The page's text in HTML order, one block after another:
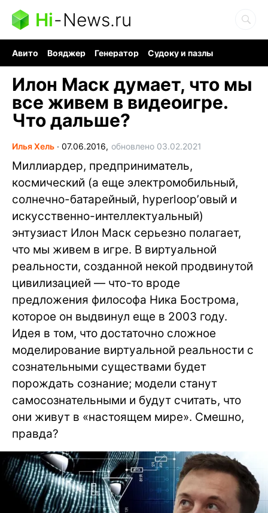
Hi-News.ru
Авито Вояджер Генератор
Судоку и пазлы
Илон Маск думает, что мы
все живем в видеоигре.
Что дальше?
Илья Хель ∙ 07.06.2016, обновлено 03.02.2021
Миллиардер, предприниматель,
космический (а еще электромобильный,
солнечно-батарейный, hyperloop’овый и
искусственно-интеллектуальный)
энтузиаст Илон Маск серьезно полагает,
что мы живем в игре. В виртуальной
реальности, созданной некой продвинутой
цивилизацией — что-то вроде
предложения философа Ника Бострома,
которое он выдвинул еще в 2003 году.
Идея в том, что достаточно сложное
моделирование виртуальной реальности с
сознательными существами будет
порождать сознание; модели станут
самосознательными и будут считать, что
они живут в «настоящем мире». Смешно,
правда?